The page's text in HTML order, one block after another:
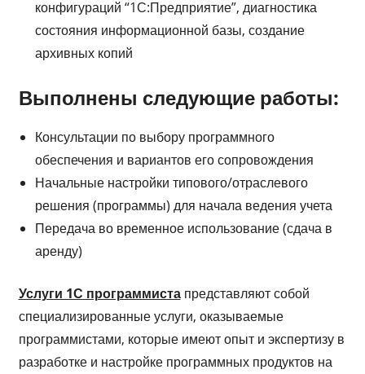
конфигураций “1С:Предприятие”, диагностика
состояния информационной базы, создание
архивных копий
Выполнены следующие работы:
Консультации по выбору программного
обеспечения и вариантов его сопровождения
Начальные настройки типового/отраслевого
решения (программы) для начала ведения учета
Передача во временное использование (сдача в
аренду)
Услуги 1С программистапредставляют собой
специализированные услуги, оказываемые
программистами, которые имеют опыт и экспертизу в
разработке и настройке программных продуктов на